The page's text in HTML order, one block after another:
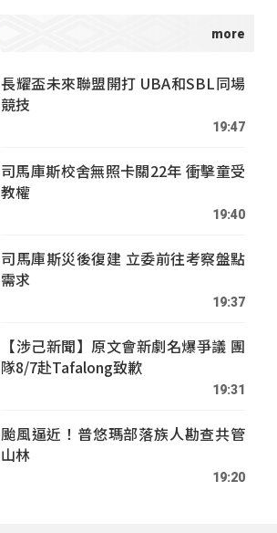
長耀盃未來聯盟開打 UBA和SBL同場
競技
19:47
司馬庫斯校舍無照卡關22年 衝擊童受
教權
19:40
司馬庫斯災後復建 立委前往考察盤點
需求
19:37
【涉己新聞】原文會新劇名爆爭議 團
隊8/7赴Tafalong致歉
19:31
颱風逼近！普悠瑪部落族人勘查共管
山林
19:20